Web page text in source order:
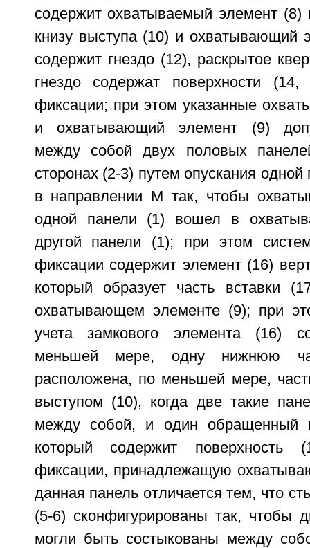
содержит охватываемый элемент (8)
книзу выступа (10) и охватывающий
содержит гнездо (12), раскрытое
гнездо содержат поверхности (14,
фиксации; при этом указанные
и охватывающий элемент (9)
между собой двух половых
сторонах (2-3) путем опускания
в направлении M так, чтобы
одной панели (1) вошел в
другой панели (1); при этом
фиксации содержит элемент (16)
который образует часть вставки
охватывающем элементе (9); при
учета замкового элемента (16)
меньшей мере, одну нижнюю
расположена, по меньшей мере,
выступом (10), когда две такие
между собой, и один обращенный
который содержит поверхность
фиксации, принадлежащую
данная панель отличается тем, что
(5-6) сконфигурированы так, чтобы
могли быть состыкованы между